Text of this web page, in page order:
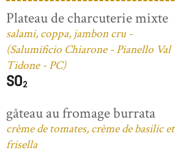
Plateau de charcuterie mixte
salami, coppa, jambon cru -
(Salumificio Chiarone - Pianello Val
Tidone - PC)
gâteau au fromage burrata
crème de tomates, crème de basilic et
frisella